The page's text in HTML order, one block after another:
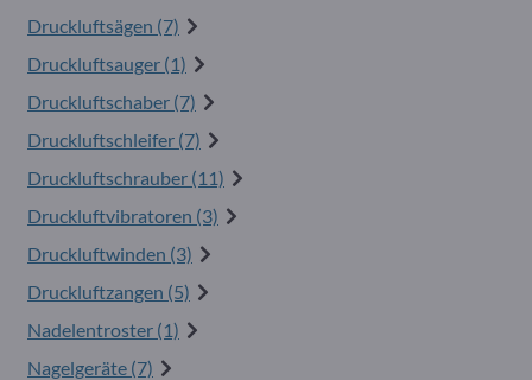
Druckluftsägen (7)
Druckluftsauger (1)
Druckluftschaber (7)
Druckluftschleifer (7)
Druckluftschrauber (11)
Druckluftvibratoren (3)
Druckluftwinden (3)
Druckluftzangen (5)
Nadelentroster (1)
Nagelgeräte (7)